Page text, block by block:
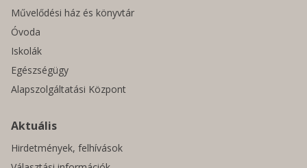
Művelődési ház és könyvtár
Óvoda
Iskolák
Egészségügy
Alapszolgáltatási Központ
Aktuális
Hirdetmények, felhívások